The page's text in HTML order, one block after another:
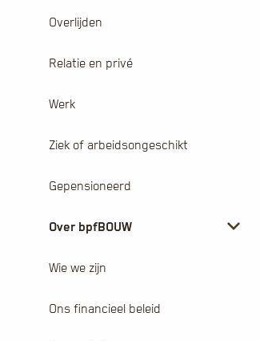
Overlijden
Relatie en privé
Werk
Ziek of arbeidsongeschikt
Gepensioneerd
Over bpfBOUW
Wie we zijn
Ons financieel beleid